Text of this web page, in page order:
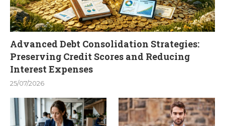
Advanced Debt Consolidation Strategies:
Preserving Credit Scores and Reducing
Interest Expenses
25/07/2026